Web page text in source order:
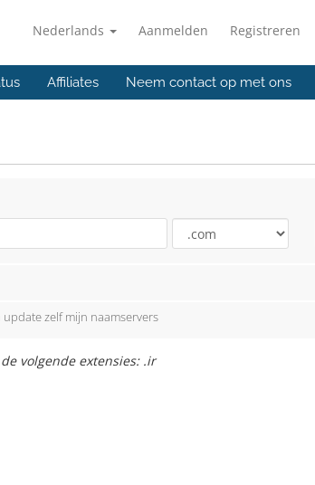
Nederlands Aanmelden Registreren
Affiliates Neem contact op met ons
zelf mijn naamservers
volgende extensies: .ir